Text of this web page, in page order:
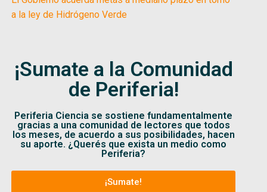
a la ley de Hidrógeno Verde
¡Sumate a la Comunidad
de Periferia!
Periferia Ciencia se sostiene fundamentalmente
gracias a una comunidad de lectores que todos
los meses, de acuerdo a sus posibilidades, hacen
su aporte. ¿Querés que exista un medio como
Periferia?
¡Sumate!